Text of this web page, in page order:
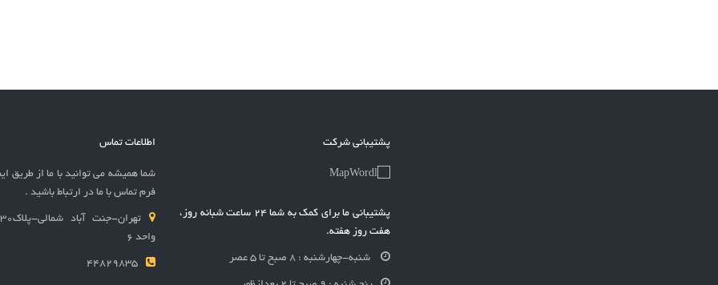
اطلاعات تماس
شما همیشه می توانید با ما از طریق
فرم تماس با ما در ارتباط باشید .
واحد 6
44829835
پشتیبانی شرکت
پشتیبانی ما برای کمک به شما 24 ساعت شبانه روز،
هفت روز هفته.
شنبه-چهارشنبه : 8 صبح تا 5 عصر